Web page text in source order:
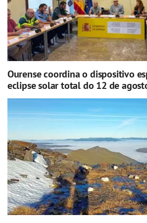
Ourense coordina o dispositivo
eclipse solar total do 12 de